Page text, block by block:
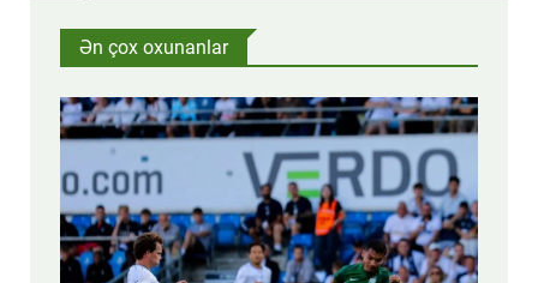
Ən çox oxunanlar